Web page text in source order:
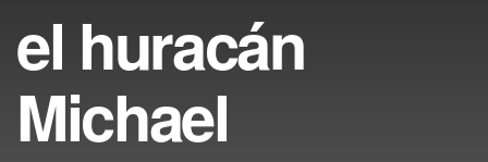
el huracán
Michael